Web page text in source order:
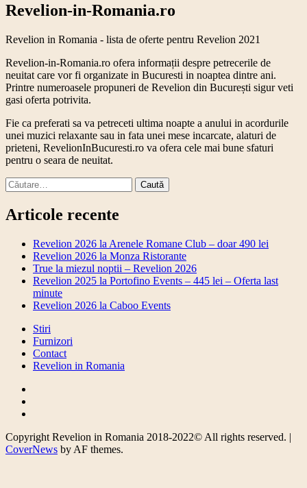
Revelion-in-Romania.ro
Revelion in Romania - lista de oferte pentru Revelion 2021
Revelion-in-Romania.ro ofera informații despre petrecerile de
neuitat care vor fi organizate in Bucuresti in noaptea dintre ani.
Printre numeroasele propuneri de Revelion din București sigur veti
gasi oferta potrivita.
Fie ca preferati sa va petreceti ultima noapte a anului in acordurile
unei muzici relaxante sau in fata unei mese incarcate, alaturi de
prieteni, RevelionInBucuresti.ro va ofera cele mai bune sfaturi
pentru o seara de neuitat.
Caută
după:
Articole recente
Revelion 2026 la Arenele Romane Club – doar 490 lei
Revelion 2026 la Monza Ristorante
True la miezul noptii – Revelion 2026
Revelion 2025 la Portofino Events – 445 lei – Oferta last
minute
Revelion 2026 la Caboo Events
Stiri
Furnizori
Contact
Revelion in Romania
Copyright Revelion in Romania 2018-2022© All rights reserved. |
CoverNews by AF themes.